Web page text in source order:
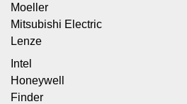
Moeller
Mitsubishi Electric
Lenze
Intel
Honeywell
Finder